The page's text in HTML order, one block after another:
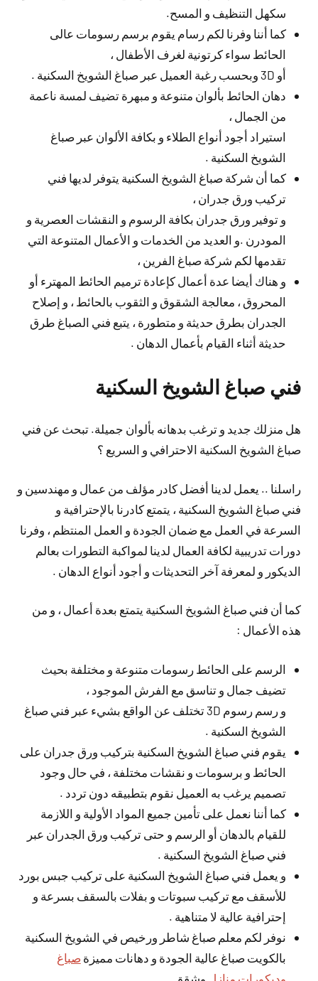
سكهل التنظيف و المسح.
كما أننا وفرنا لكم رسام يقوم برسم رسومات عالى
الحائط سواء كرتونية لغرف الأطفال ،
أو 3D وبحسب رغبة العميل عبر صباغ الشويخ السكنية .
دهان الحائط بألوان متنوعة و مبهرة تضيف لمسة ناعمة
من الجمال ،
استيراد أجود أنواع الطلاء و بكافة الألوان عبر صباغ
الشويخ السكنية .
كما أن شركة صباغ الشويخ السكنية يتوفر لديها فني
تركيب ورق جدران ،
و توفير ورق جدران بكافة الرسوم و النقشات العصرية و
المودرن .و العديد من الخدمات و الأعمال المتنوعة التي
تقدمها لكم شركة صباغ الفرين ،
و هناك أيضا عدة أعمال كإعادة ترميم الحائط المهترء أو
المحروق ، معالجة الشقوق و الثقوب بالحائط ، و إصلاح
الجدران بطرق حديثة و متطورة ، يتبع فني الصباغ طرق
حديثة أثناء القيام بأعمال الدهان .
فني صباغ الشويخ السكنية
هل منزلك جديد و ترغب بدهانه بألوان جميلة. تبحث عن فني
صباغ الشويخ السكنية الاحترافي و السريع ؟
راسلنا .. يعمل لدينا أفضل كادر مؤلف من عمال و مهندسين و
فني صباغ الشويخ السكنية ، يتمتع كادرنا بالإحترافية و
السرعة في العمل مع ضمان الجودة و العمل المنتظم ، وفرنا
دورات تدريبية لكافة العمال لدينا لمواكبة التطورات بعالم
الديكور و لمعرفة آخر التحديثات و أجود أنواع الدهان .
كما أن فني صباغ الشويخ السكنية يتمتع بعدة أعمال ، و من
هذه الأعمال :
الرسم على الحائط رسومات متنوعة و مختلفة بحيث
تضيف جمال و تناسق مع الفرش الموجود ،
و رسم رسوم 3D تختلف عن الواقع بشيء عبر فني صباغ
الشويخ السكنية .
يقوم فني صباغ الشويخ السكنية بتركيب ورق جدران على
الحائط و برسومات و نقشات مختلفة ، في حال وجود
تصميم يرغب به العميل نقوم بتطبيقه دون تردد .
كما أننا نعمل على تأمين جميع المواد الأولية و اللازمة
للقيام بالدهان أو الرسم و حتى تركيب ورق الجدران عبر
فني صباغ الشويخ السكنية .
و يعمل فني صباغ الشويخ السكنية على تركيب جبس بورد
للأسقف مع تركيب سبوتات و بفلات بالسقف بسرعة و
إحترافية عالية لا متناهية .
نوفر لكم معلم صباغ شاطر ورخيص في الشويخ السكنية
بالكويت صباغ عالية الجودة و دهانات مميزةصباغ
وديكورات منازل
وشقق.